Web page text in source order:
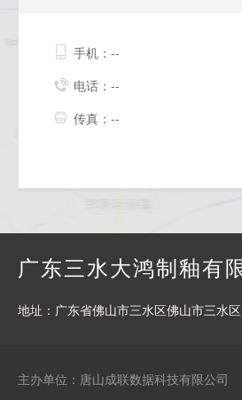
手机：--
电话：--
传真：--
广东三水大鸿制釉有
地址：广东省佛山市三水区佛山市三水
主办单位：唐山成联数据科技有限公司